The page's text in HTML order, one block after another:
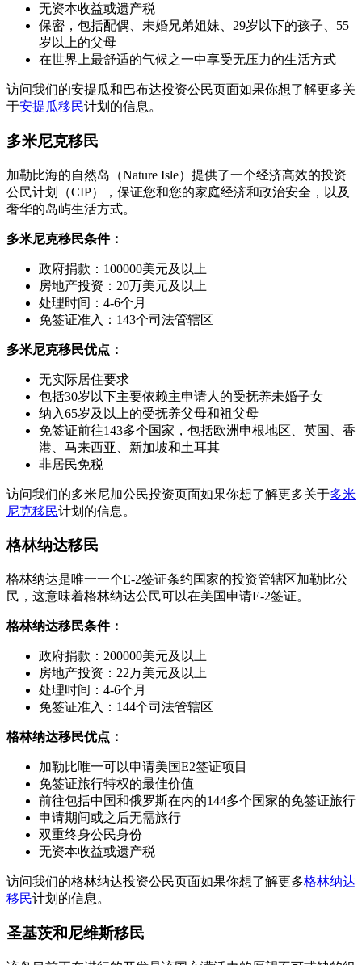
无资本收益或遗产税
保密，包括配偶、未婚兄弟姐妹、29岁以下的孩子、55
岁以上的父母
在世界上最舒适的气候之一中享受无压力的生活方式
访问我们的安提瓜和巴布达投资公民页面如果你想了解更多关
于安提瓜移民计划的信息。
多米尼克移民
加勒比海的自然岛（Nature Isle）提供了一个经济高效的投资
公民计划（CIP），保证您和您的家庭经济和政治安全，以及
奢华的岛屿生活方式。
多米尼克移民条件：
政府捐款：100000美元及以上
房地产投资：20万美元及以上
处理时间：4-6个月
免签证准入：143个司法管辖区
多米尼克移民优点：
无实际居住要求
包括30岁以下主要依赖主申请人的受抚养未婚子女
纳入65岁及以上的受抚养父母和祖父母
免签证前往143多个国家，包括欧洲申根地区、英国、香
港、马来西亚、新加坡和土耳其
非居民免税
访问我们的多米尼加公民投资页面如果你想了解更多关于多米
尼克移民计划的信息。
格林纳达移民
格林纳达是唯一一个E-2签证条约国家的投资管辖区加勒比公
民，这意味着格林纳达公民可以在美国申请E-2签证。
格林纳达移民条件：
政府捐款：200000美元及以上
房地产投资：22万美元及以上
处理时间：4-6个月
免签证准入：144个司法管辖区
格林纳达移民优点：
加勒比唯一可以申请美国E2签证项目
免签证旅行特权的最佳价值
前往包括中国和俄罗斯在内的144多个国家的免签证旅行
申请期间或之后无需旅行
双重终身公民身份
无资本收益或遗产税
访问我们的格林纳达投资公民页面如果你想了解更多格林纳达
移民计划的信息。
圣基茨和尼维斯移民